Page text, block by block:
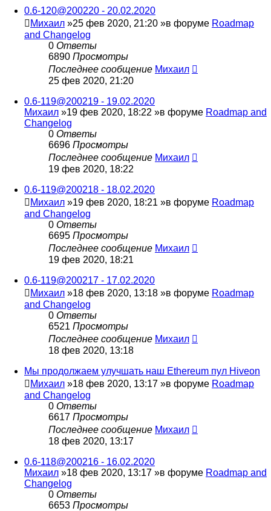
0.6-120@200220 - 20.02.2020
Михаил »25 фев 2020, 21:20 »в форуме Roadmap
and Changelog
0 Ответы
6890 Просмотры
Последнее сообщение Михаил
25 фев 2020, 21:20
0.6-119@200219 - 19.02.2020
Михаил »19 фев 2020, 18:22 »в форуме Roadmap and
Changelog
0 Ответы
6696 Просмотры
Последнее сообщение Михаил
19 фев 2020, 18:22
0.6-119@200218 - 18.02.2020
Михаил »19 фев 2020, 18:21 »в форуме Roadmap
and Changelog
0 Ответы
6695 Просмотры
Последнее сообщение Михаил
19 фев 2020, 18:21
0.6-119@200217 - 17.02.2020
Михаил »18 фев 2020, 13:18 »в форуме Roadmap
and Changelog
0 Ответы
6521 Просмотры
Последнее сообщение Михаил
18 фев 2020, 13:18
Мы продолжаем улучшать наш Ethereum пул Hiveon
Михаил »18 фев 2020, 13:17 »в форуме Roadmap
and Changelog
0 Ответы
6617 Просмотры
Последнее сообщение Михаил
18 фев 2020, 13:17
0.6-118@200216 - 16.02.2020
Михаил »18 фев 2020, 13:17 »в форуме Roadmap and
Changelog
0 Ответы
6653 Просмотры